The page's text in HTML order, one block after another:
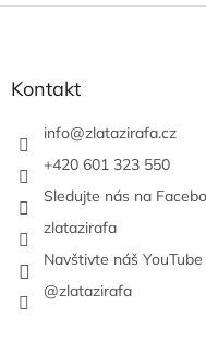
Z
Kontakt
info@zlatazirafa.cz
+420 601 323 550
Sledujte nás na
zlatazirafa
Navštivte náš YouTube
@zlatazirafa